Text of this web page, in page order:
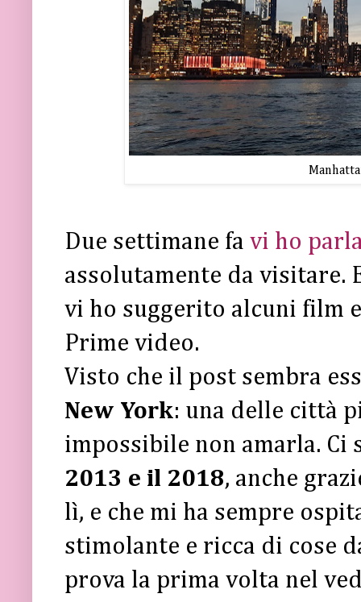
Due settimane fa vi ho
assolutamente da visitare.
vi ho suggerito alcuni film
Prime video.
Visto che il post sembra
New York: una delle città
impossibile non amarla. Ci
2013 e il 2018, anche
lì, e che mi ha sempre
stimolante e ricca di cose
prova la prima volta nel